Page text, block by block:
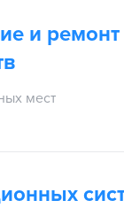
и ремонт
мест